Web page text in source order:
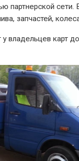
сети.
запчастей,
владельцев карт